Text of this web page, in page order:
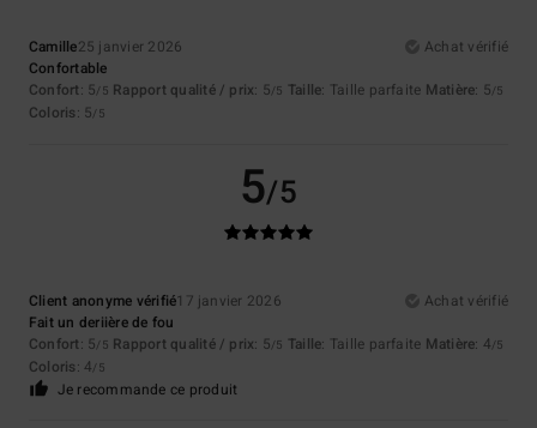
Camille25 janvier 2026
Achat vérifié
Confortable
Confort: 5/5 Rapport qualité / prix: 5/5 Taille: Taille parfaite Matière: 5/5
Coloris: 5/5
5/5
Client anonyme vérifié17 janvier 2026
Achat vérifié
Fait un deriière de fou
Confort: 5/5 Rapport qualité / prix: 5/5 Taille: Taille parfaite Matière: 4/5
Coloris: 4/5
Je recommande ce produit